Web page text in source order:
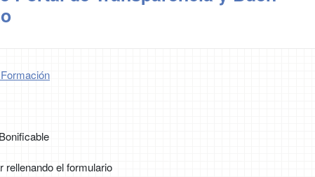
rellenando el formulario